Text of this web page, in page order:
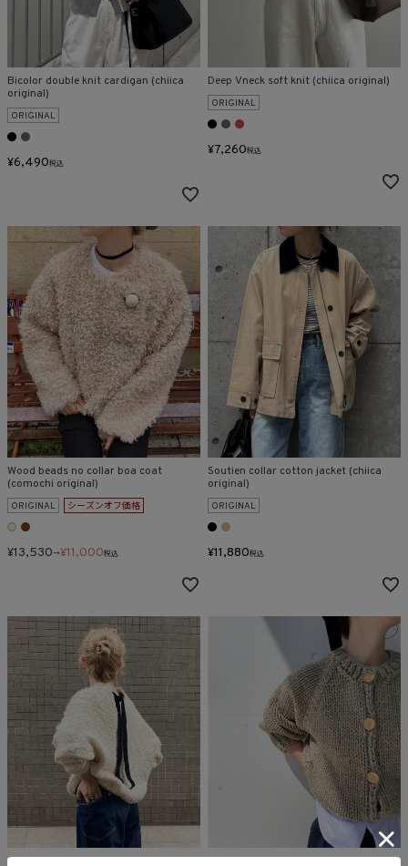
Bicolor double knit cardigan (chiica
original)
ORIGINAL
¥6,490税込
Deep Vneck soft knit (chiica original)
ORIGINAL
¥7,260税込
Wood beads no collar boa coat
(comochi original)
ORIGINAL シーズンオフ価格
¥13,530→¥11,000税込
Soutien collar cotton jacket (chiica
original)
ORIGINAL
¥11,880税込
Slub yarn ribbon design hand knit Hand knit wool blend